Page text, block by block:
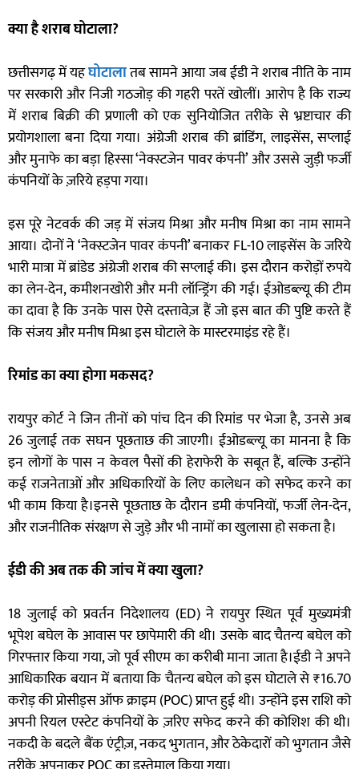
क्या है शराब घोटाला?
छत्तीसगढ़ में यहघोटालातब सामने आया जब ईडी ने शराब नीति के नाम
पर सरकारी और निजी गठजोड़ की गहरी परतें खोलीं। आरोप है कि राज्य
में शराब बिक्री की प्रणाली को एक सुनियोजित तरीके से भ्रष्टाचार की
प्रयोगशाला बना दिया गया। अंग्रेजी शराब की ब्रांडिंग, लाइसेंस, सप्लाई
और मुनाफे का बड़ा हिस्सा ‘नेक्स्टजेन पावर कंपनी’ और उससे जुड़ी फर्जी
कंपनियों के ज़रिये हड़पा गया।
इस पूरे नेटवर्क की जड़ में संजय मिश्रा और मनीष मिश्रा का नाम सामने
आया। दोनों ने ‘नेक्स्टजेन पावर कंपनी’ बनाकर FL-10 लाइसेंस के जरिये
भारी मात्रा में ब्रांडेड अंग्रेजी शराब की सप्लाई की। इस दौरान करोड़ों रुपये
का लेन-देन, कमीशनखोरी और मनी लॉन्ड्रिंग की गई। ईओडब्ल्यू की टीम
का दावा है कि उनके पास ऐसे दस्तावेज़ हैं जो इस बात की पुष्टि करते हैं
कि संजय और मनीष मिश्रा इस घोटाले के मास्टरमाइंड रहे हैं।
रिमांड का क्या होगा मकसद?
रायपुर कोर्ट ने जिन तीनों को पांच दिन की रिमांड पर भेजा है, उनसे अब
26 जुलाई तक सघन पूछताछ की जाएगी। ईओडब्ल्यू का मानना है कि
इन लोगों के पास न केवल पैसों की हेराफेरी के सबूत हैं, बल्कि उन्होंने
कई राजनेताओं और अधिकारियों के लिए कालेधन को सफेद करने का
भी काम किया है।इनसे पूछताछ के दौरान डमी कंपनियों, फर्जी लेन-देन,
और राजनीतिक संरक्षण से जुड़े और भी नामों का खुलासा हो सकता है।
ईडी की अब तक की जांच में क्या खुला?
18 जुलाई को प्रवर्तन निदेशालय (ED) ने रायपुर स्थित पूर्व मुख्यमंत्री
भूपेश बघेल के आवास पर छापेमारी की थी। उसके बाद चैतन्य बघेल को
गिरफ्तार किया गया, जो पूर्व सीएम का करीबी माना जाता है।ईडी ने अपने
आधिकारिक बयान में बताया कि चैतन्य बघेल को इस घोटाले से ₹16.70
करोड़ की प्रोसीड्स ऑफ क्राइम (POC) प्राप्त हुई थी। उन्होंने इस राशि को
अपनी रियल एस्टेट कंपनियों के ज़रिए सफेद करने की कोशिश की थी।
नकदी के बदले बैंक एंट्रीज़, नकद भुगतान, और ठेकेदारों को भुगतान जैसे